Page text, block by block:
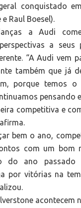
conquistado
Raul Boesel).
a Audi
a seus
“A Audi vem
também que já
porque temos
pensando
competitiva e
bem o ano,
com um bom
do ano passado
por vitórias na
acontecem